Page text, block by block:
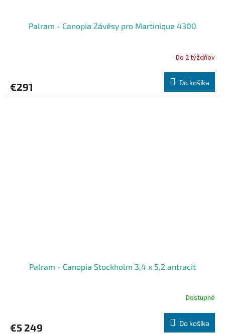
Palram - Canopia Závěsy pro Martinique 4300
Do 2 týždňov
€291 Do košíka
Palram - Canopia Stockholm 3,4 x 5,2 antracit
Dostupné
€5 249 Do košíka